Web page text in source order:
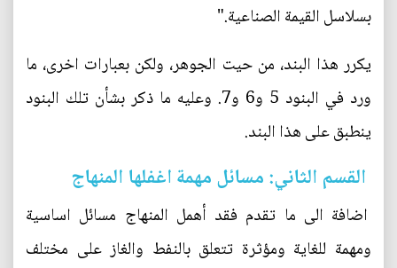
بسلاسل القيمة الصناعية."
يكرر هذا البند، من حيت الجوهر، ولكن بعبارات اخرى، ما
ورد في البنود 5 و6 و7. وعليه ما ذكر بشأن تلك البنود
ينطبق على هذا البند.
القسم الثاني: مسائل مهمة اغفلها المنهاج
اضافة الى ما تقدم فقد أهمل المنهاج مسائل اساسية
ومهمة للغاية ومؤثرة تتعلق بالنفط والغاز على مختلف